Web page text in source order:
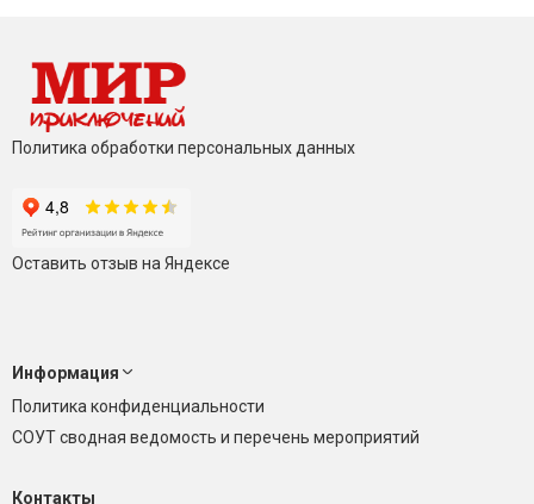
Политика обработки персональных данных
Оставить отзыв на Яндексе
Информация
Политика конфиденциальности
СОУТ сводная ведомость и перечень мероприятий
Контакты